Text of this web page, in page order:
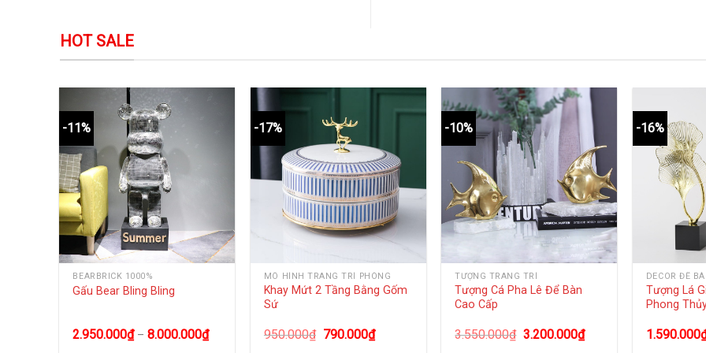
HOT SALE
-11%
BEARBRICK 1000%
Gấu Bear Bling Bling
2.950.000₫–8.000.000₫
-17%
MÔ HÌNH TRANG TRÍ PHÒNG
Khay Mứt 2 Tầng Bằng Gốm
Sứ
950.000₫ 790.000₫
-10%
TƯỢNG TRANG TRÍ
Tượng Cá Pha Lê Để Bàn
Cao Cấp
3.550.000₫ 3.200.000₫
-16%
DECOR ĐỂ
Tượng Lá
Phong
1.590.000